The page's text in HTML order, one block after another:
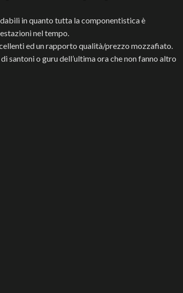
in quanto tutta la componentistica è
nel tempo.
ed un rapporto qualità/prezzo mozzafiato.
santoni o guru dell’ultima ora che non fanno altro